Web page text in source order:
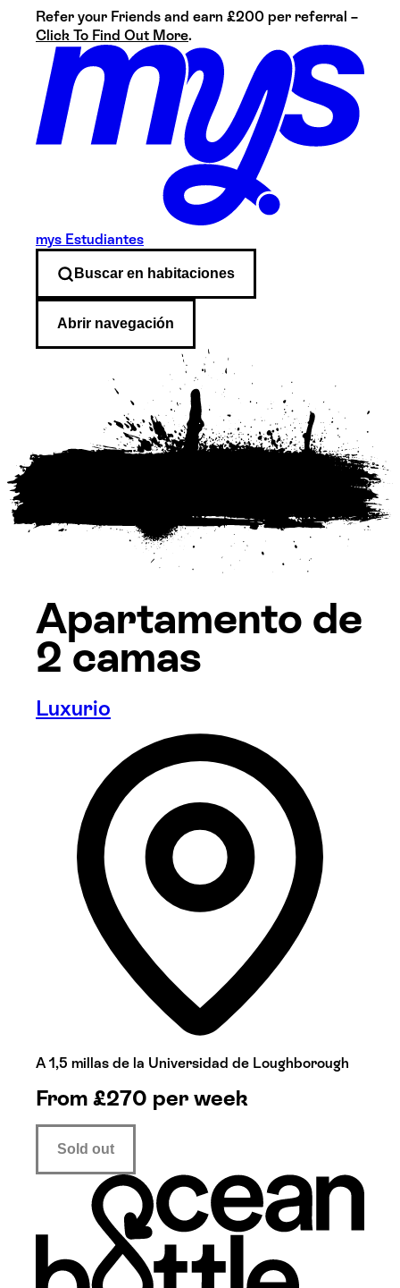
Refer your Friends and earn £200 per referral –
Click To Find Out More.
mys Estudiantes
Buscar en habitaciones
Abrir navegación
Apartamento de
2 camas
Luxurio
A 1,5 millas de la Universidad de Loughborough
From £270 per week
Sold out